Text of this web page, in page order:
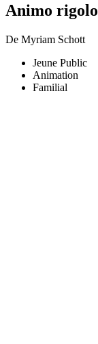
Animo rigolo
De Myriam Schott
Jeune Public
Animation
Familial